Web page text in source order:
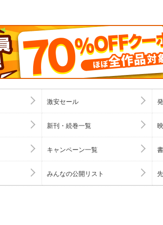
激安セール
新刊・続巻一覧
キャンペーン一覧
みんなの公開リスト